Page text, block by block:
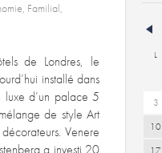
Familial,
de Londres, le
installé dans
luxe d’un palace 5
de style Art
Venere
a investi 20
L
3
10
17